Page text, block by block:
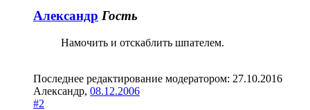
Александр Гость
Намочить и отскаблить шпателем.
Последнее редактирование модератором: 27.10.2016
Александр, 08.12.2006
#2